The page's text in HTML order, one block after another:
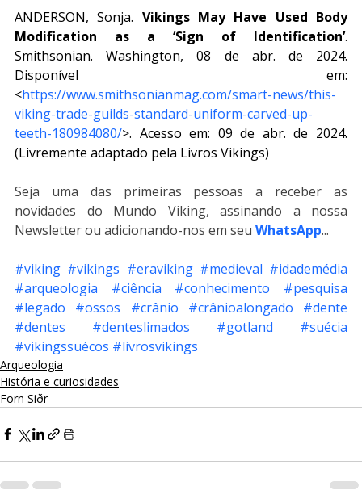
ANDERSON, Sonja. Vikings May Have Used Body
Modification as a ‘Sign of Identification’.
Smithsonian. Washington, 08 de abr. de 2024.
Disponível em:
<https://www.smithsonianmag.com/smart-news/this-
viking-trade-guilds-standard-uniform-carved-up-
teeth-180984080/>. Acesso em: 09 de abr. de 2024.
(Livremente adaptado pela Livros Vikings)
Seja uma das primeiras pessoas a receber as
novidades do Mundo Viking, assinando a nossa
Newsletter ou adicionando-nos em seu WhatsApp...
#viking #vikings #eraviking #medieval #idademédia
#arqueologia
#ciência #conhecimento
#pesquisa
#legado
#ossos #crânio #crânioalongado
#dente
#dentes
#denteslimados #gotland
#suécia
#vikingssuécos #livrosvikings
Arqueologia
História e curiosidades
Forn Siðr